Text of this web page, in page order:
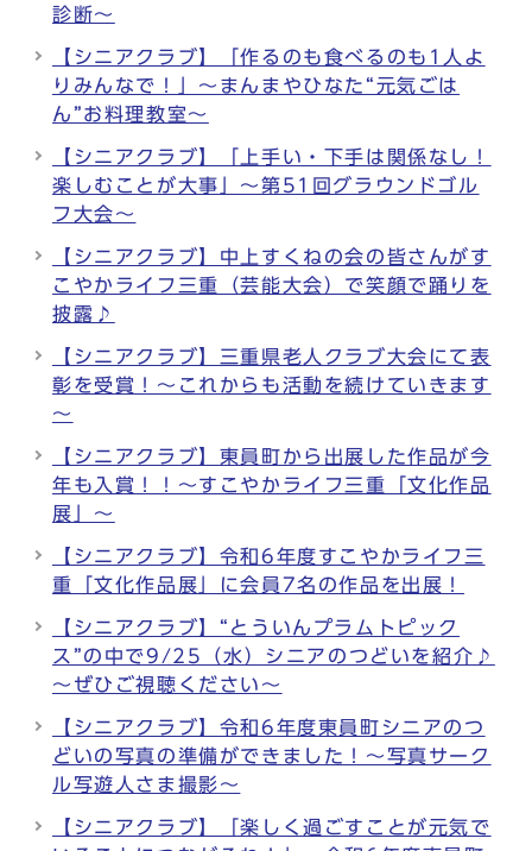
診断～
【シニアクラブ】「作るのも食べるのも1人よ
りみんなで！」～まんまやひなた“元気ごは
ん”お料理教室～
【シニアクラブ】「上手い・下手は関係なし！
楽しむことが大事」～第51回グラウンドゴル
フ大会～
【シニアクラブ】中上すくねの会の皆さんがす
こやかライフ三重（芸能大会）で笑顔で踊りを
披露♪
【シニアクラブ】三重県老人クラブ大会にて表
彰を受賞！～これからも活動を続けていきます
～
【シニアクラブ】東員町から出展した作品が今
年も入賞！！～すこやかライフ三重「文化作品
展」～
【シニアクラブ】令和6年度すこやかライフ三
重「文化作品展」に会員7名の作品を出展！
【シニアクラブ】“とういんプラムトピック
ス”の中で9/25（水）シニアのつどいを紹介♪
～ぜひご視聴ください～
【シニアクラブ】令和6年度東員町シニアのつ
どいの写真の準備ができました！～写真サーク
ル写遊人さま撮影～
【シニアクラブ】「楽しく過ごすことが元気で